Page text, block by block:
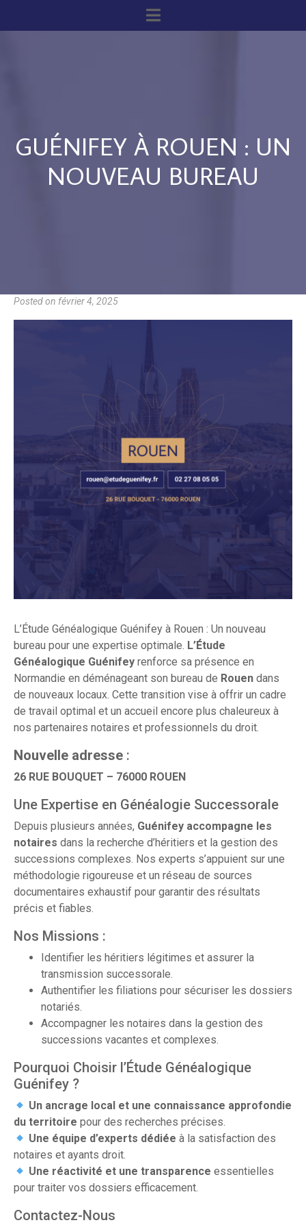
GUÉNIFEY À ROUEN : UN
NOUVEAU BUREAU
Posted on février 4, 2025
L’Étude Généalogique Guénifey à Rouen : Un nouveau
bureau pour une expertise optimale. L’Étude
Généalogique Guénifey renforce sa présence en
Normandie en déménageant son bureau de Rouen dans
de nouveaux locaux. Cette transition vise à offrir un cadre
de travail optimal et un accueil encore plus chaleureux à
nos partenaires notaires et professionnels du droit.
Nouvelle adresse :
26 RUE BOUQUET – 76000 ROUEN
Une Expertise en Généalogie Successorale
Depuis plusieurs années, Guénifey accompagne les
notaires dans la recherche d’héritiers et la gestion des
successions complexes. Nos experts s’appuient sur une
méthodologie rigoureuse et un réseau de sources
documentaires exhaustif pour garantir des résultats
précis et fiables.
Nos Missions :
Identifier les héritiers légitimes et assurer la
transmission successorale.
Authentifier les filiations pour sécuriser les dossiers
notariés.
Accompagner les notaires dans la gestion des
successions vacantes et complexes.
Pourquoi Choisir l’Étude Généalogique
Guénifey ?
Un ancrage local et une connaissance approfondie
du territoire pour des recherches précises.
Une équipe d’experts dédiée à la satisfaction des
notaires et ayants droit.
Une réactivité et une transparence essentielles
pour traiter vos dossiers efficacement.
Contactez-Nous